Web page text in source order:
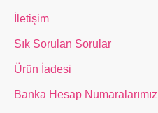
İletişim
Sık Sorulan Sorular
Ürün İadesi
Banka Hesap Numaralarımız